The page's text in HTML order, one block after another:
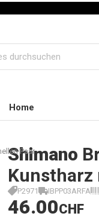
Home
Paar
Shimano
Kunstharz
P2971 IBPP03ARFA
46.00CHF